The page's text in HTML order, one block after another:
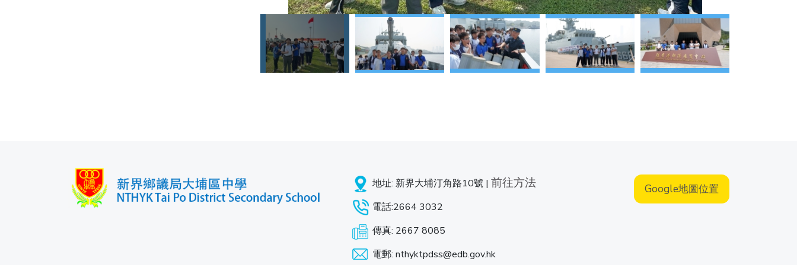
地址: 新界大埔汀角路10號 | 前往方法
電話:2664 3032
傳真: 2667 8085
電郵: nthyktpdss@edb.gov.hk
Google地圖位置